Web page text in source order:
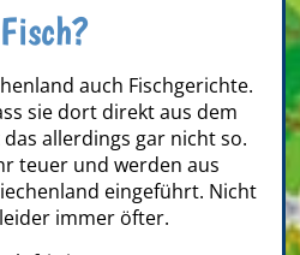
auch Fischgerichte.
sie dort direkt aus dem
allerdings gar nicht so.
teuer und werden aus
eingeführt. Nicht
immer öfter.